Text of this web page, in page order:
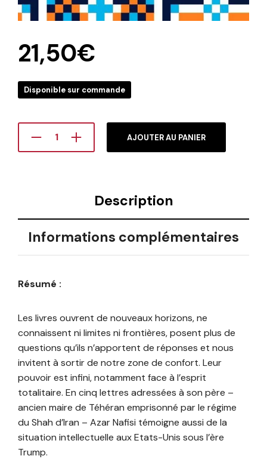
21,50€
Disponible sur commande
AJOUTER AU PANIER
Description
Informations complémentaires
Résumé :
Les livres ouvrent de nouveaux horizons, ne
connaissent ni limites ni frontières, posent plus de
questions qu’ils n’apportent de réponses et nous
invitent à sortir de notre zone de confort. Leur
pouvoir est infini, notamment face à l’esprit
totalitaire. En cinq lettres adressées à son père –
ancien maire de Téhéran emprisonné par le régime
du Shah d’Iran – Azar Nafisi témoigne aussi de la
situation intellectuelle aux Etats-Unis sous l’ère
Trump.